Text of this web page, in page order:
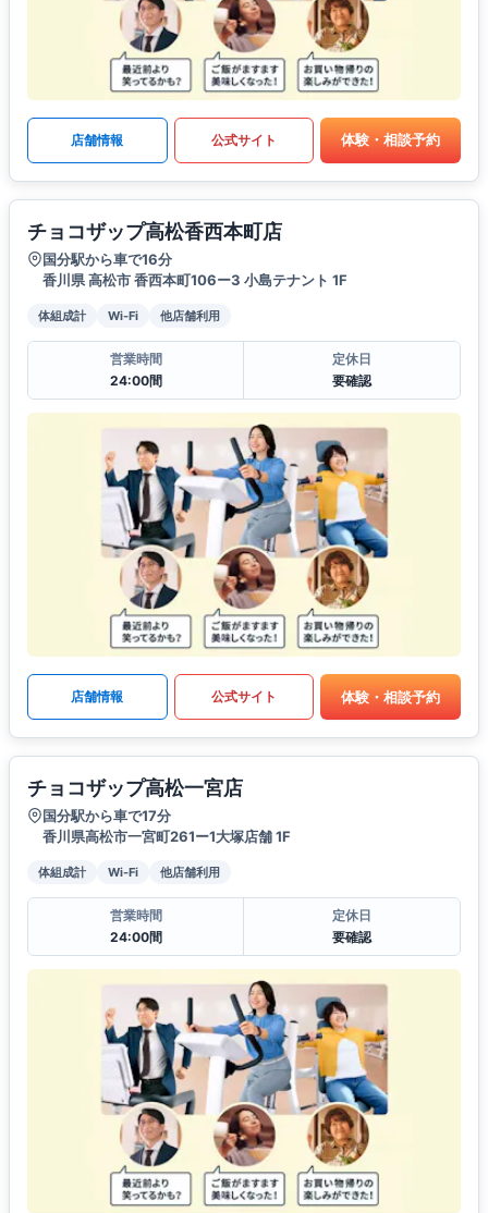
店舗情報 公式サイト 体験・相談予約
チョコザップ高松香西本町店
国分駅から車で16分
香川県 高松市 香西本町106ー3 小島テナント 1F
体組成計 Wi-Fi 他店舗利用
営業時間
24:00間
定休日
要確認
店舗情報 公式サイト 体験・相談予約
チョコザップ高松一宮店
国分駅から車で17分
香川県高松市一宮町261ー1大塚店舗 1F
体組成計 Wi-Fi 他店舗利用
営業時間
24:00間
定休日
要確認